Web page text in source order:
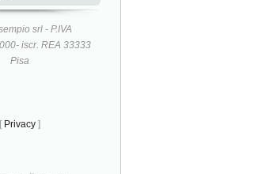
srl - P.IVA
iscr. REA 33333
Pisa
[ Privacy ]